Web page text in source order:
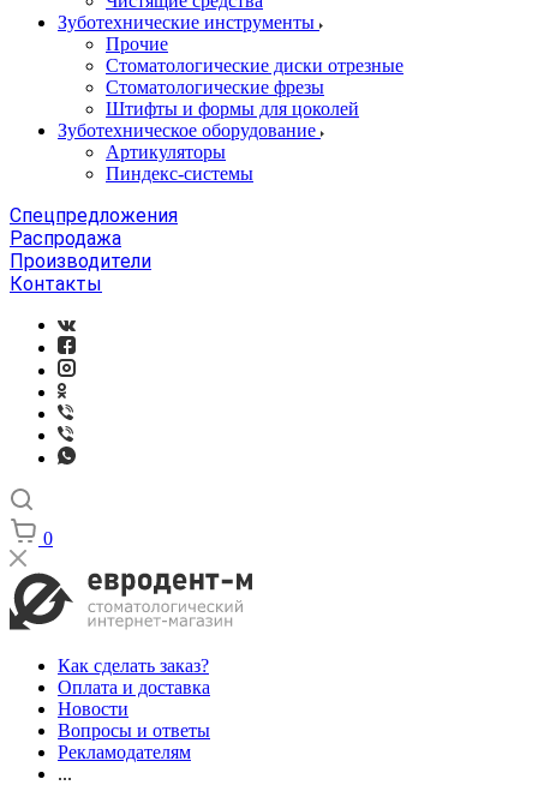
Зуботехнические инструменты
Прочие
Стоматологические диски отрезные
Стоматологические фрезы
Штифты и формы для цоколей
Зуботехническое оборудование
Артикуляторы
Пиндекс-системы
Спецпредложения
Распродажа
Производители
Контакты
0
Как сделать заказ?
Оплата и доставка
Новости
Вопросы и ответы
Рекламодателям
...